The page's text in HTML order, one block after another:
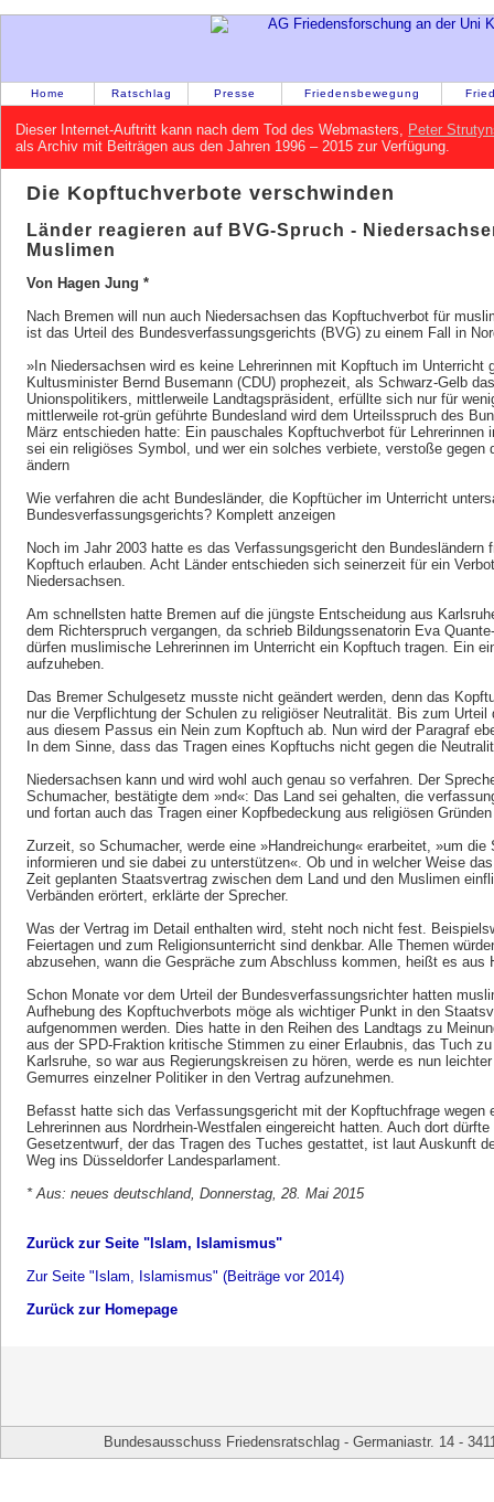
Home Ratschlag Presse Friedensbewegung
Dieser Internet-Auftritt kann nach dem Tod des Webmasters, Peter
als Archiv mit Beiträgen aus den Jahren 1996 – 2015 zur Verfügung.
Die Kopftuchverbote verschwinden
Länder reagieren auf BVG-Spruch -
Muslimen
Von Hagen Jung *
Nach Bremen will nun auch Niedersachsen das Kopftuchverbot für
ist das Urteil des Bundesverfassungsgerichts (BVG) zu einem Fall in
»In Niedersachsen wird es keine Lehrerinnen mit Kopftuch im Unterricht
Kultusminister Bernd Busemann (CDU) prophezeit, als Schwarz-Gelb
Unionspolitikers, mittlerweile Landtagspräsident, erfüllte sich nur für
mittlerweile rot-grün geführte Bundesland wird dem Urteilsspruch des
März entschieden hatte: Ein pauschales Kopftuchverbot für
sei ein religiöses Symbol, und wer ein solches verbiete, verstoße gegen
ändern
Wie verfahren die acht Bundesländer, die Kopftücher im Unterricht
Bundesverfassungsgerichts? Komplett anzeigen
Noch im Jahr 2003 hatte es das Verfassungsgericht den
Kopftuch erlauben. Acht Länder entschieden sich seinerzeit für ein
Niedersachsen.
Am schnellsten hatte Bremen auf die jüngste Entscheidung aus
dem Richterspruch vergangen, da schrieb Bildungssenatorin Eva
dürfen muslimische Lehrerinnen im Unterricht ein Kopftuch tragen. Ein
aufzuheben.
Das Bremer Schulgesetz musste nicht geändert werden, denn das
nur die Verpflichtung der Schulen zu religiöser Neutralität. Bis zum
aus diesem Passus ein Nein zum Kopftuch ab. Nun wird der Paragraf
In dem Sinne, dass das Tragen eines Kopftuchs nicht gegen die
Niedersachsen kann und wird wohl auch genau so verfahren. Der
Schumacher, bestätigte dem »nd«: Das Land sei gehalten, die
und fortan auch das Tragen einer Kopfbedeckung aus religiösen
Zurzeit, so Schumacher, werde eine »Handreichung« erarbeitet, »um die
informieren und sie dabei zu unterstützen«. Ob und in welcher Weise
Zeit geplanten Staatsvertrag zwischen dem Land und den Muslimen
Verbänden erörtert, erklärte der Sprecher.
Was der Vertrag im Detail enthalten wird, steht noch nicht fest.
Feiertagen und zum Religionsunterricht sind denkbar. Alle Themen
abzusehen, wann die Gespräche zum Abschluss kommen, heißt es aus
Schon Monate vor dem Urteil der Bundesverfassungsrichter hatten
Aufhebung des Kopftuchverbots möge als wichtiger Punkt in den
aufgenommen werden. Dies hatte in den Reihen des Landtags zu
aus der SPD-Fraktion kritische Stimmen zu einer Erlaubnis, das Tuch
Karlsruhe, so war aus Regierungskreisen zu hören, werde es nun
Gemurres einzelner Politiker in den Vertrag aufzunehmen.
Befasst hatte sich das Verfassungsgericht mit der Kopftuchfrage wegen
Lehrerinnen aus Nordrhein-Westfalen eingereicht hatten. Auch dort
Gesetzentwurf, der das Tragen des Tuches gestattet, ist laut Auskunft
Weg ins Düsseldorfer Landesparlament.
* Aus: neues deutschland, Donnerstag, 28. Mai 2015
Zurück zur Seite "Islam, Islamismus"
Zur Seite "Islam, Islamismus" (Beiträge vor 2014)
Zurück zur Homepage
Bundesausschuss Friedensratschlag - Germaniastr. 14 -